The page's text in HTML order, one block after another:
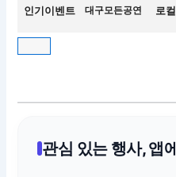
인기이벤트 대구모든공연 로
관심 있는 행사, 앱